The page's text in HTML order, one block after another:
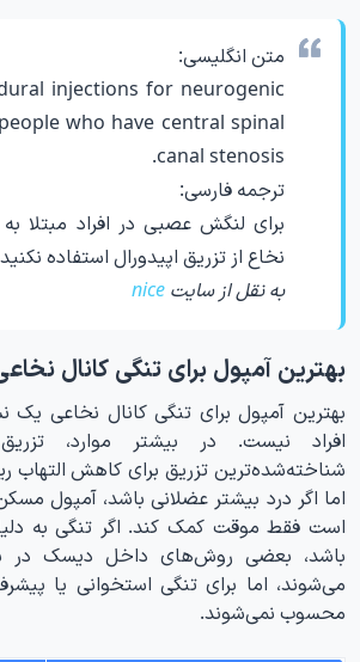
متن انگلیسی:
injections for neurogenic
who have central spinal
canal stenosis.
ترجمه فارسی:
برای لنگش عصبی در افراد مبتلا
نخاع از تزریق اپیدورال استفاده
به نقل از سایت nice
بهترین آمپول برای تنگی کانال
بهترین آمپول برای تنگی کانال نخاعی
افراد نیست. در بیشتر موارد،
شناخته‌شده‌ترین تزریق برای کاهش
اما اگر درد بیشتر عضلانی باشد، آمپول
است فقط موقت کمک کند. اگر تنگی به
باشد، بعضی روش‌های داخل دیسک در
می‌شوند، اما برای تنگی استخوانی یا
محسوب نمی‌شوند.